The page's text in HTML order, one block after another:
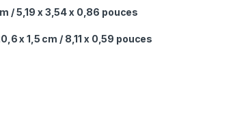
/ 5,19 x 3,54 x 0,86 pouces
x 1,5 cm / 8,11 x 0,59 pouces